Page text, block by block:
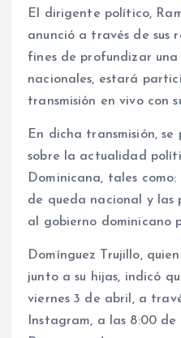
El dirigente político,
anunció a través de sus
fines de profundizar
nacionales, estará
transmisión en vivo con
En dicha transmisión,
sobre la actualidad
Dominicana, tales
de queda nacional y las
al gobierno dominicano
Domínguez Trujillo,
junto a su hijas, indicó
viernes 3 de abril, a
Instagram, a las 8:00